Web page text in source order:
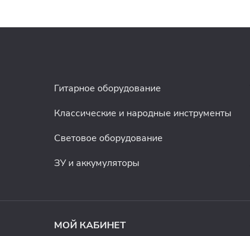
Гитарное оборудование
Классические и народные инструменты
Световое оборудование
ЗУ и аккумуляторы
МОЙ КАБИНЕТ